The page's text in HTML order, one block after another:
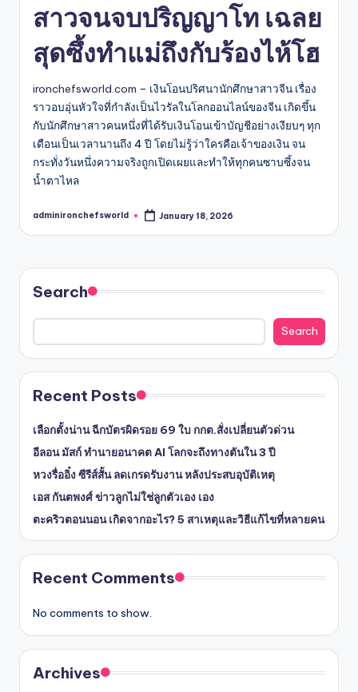
สาวจนจบปริญญาโท เฉลย
สุดซึ้งทำแม่ถึงกับร้องไห้โฮ
ironchefsworld.com – เงินโอนปริศนานักศึกษาสาวจีน เรื่อง
ราวอบอุ่นหัวใจที่กำลังเป็นไวรัลในโลกออนไลน์ของจีน เกิดขึ้น
กับนักศึกษาสาวคนหนึ่งที่ได้รับเงินโอนเข้าบัญชีอย่างเงียบๆ ทุก
เดือนเป็นเวลานานถึง 4 ปี โดยไม่รู้ว่าใครคือเจ้าของเงิน จน
กระทั่งวันหนึ่งความจริงถูกเปิดเผยและทำให้ทุกคนซาบซึ้งจน
น้ำตาไหล
Posted
adminironchefsworld January 18, 2026
Search
Search
Recent Posts
เลือกตั้งน่าน ฉีกบัตรผิดรอย 69 ใบ กกต.สั่งเปลี่ยนตัวด่วน
อีลอน มัสก์ ทำนายอนาคต AI โลกจะถึงทางตันใน 3 ปี
หวงรื่ออิ๋ง ซีรีส์สั้น ลดเกรดรับงาน หลังประสบอุบัติเหตุ
เอส กันตพงศ์ ข่าวลูกไม่ใช่ลูกตัวเอง เอง
ตะคริวตอนนอน เกิดจากอะไร? 5 สาเหตุและวิธีแก้ไขที่หลายคน
Recent Comments
No comments to show.
Archives